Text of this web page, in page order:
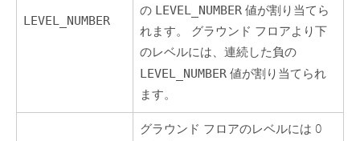
LEVEL_NUMBER
の LEVEL_NUMBER 値が割り当てら
れます。 グラウンド フロアより下
のレベルには、連続した負の
LEVEL_NUMBER 値が割り当てられ
ます。
グラウンド フロアのレベルには 0